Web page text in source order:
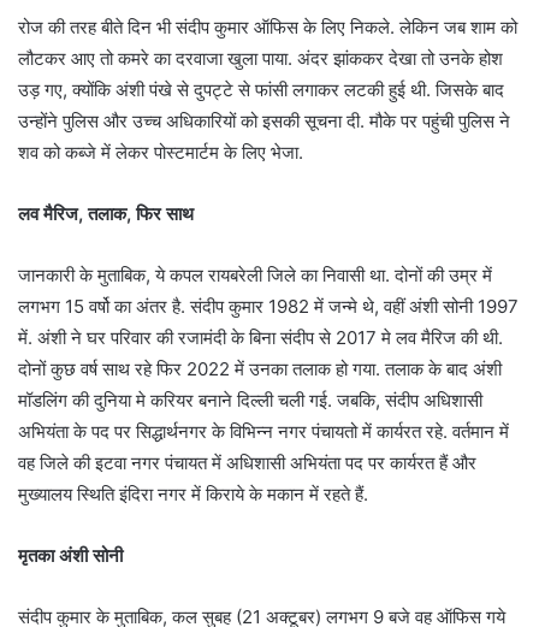
रोज की तरह बीते दिन भी संदीप कुमार ऑफिस के लिए निकले. लेकिन जब शाम को
लौटकर आए तो कमरे का दरवाजा खुला पाया. अंदर झांककर देखा तो उनके होश
उड़ गए, क्योंकि अंशी पंखे से दुपट्टे से फांसी लगाकर लटकी हुई थी. जिसके बाद
उन्होंने पुलिस और उच्च अधिकारियों को इसकी सूचना दी. मौके पर पहुंची पुलिस ने
शव को कब्जे में लेकर पोस्टमार्टम के लिए भेजा.
लव मैरिज, तलाक, फिर साथ
जानकारी के मुताबिक, ये कपल रायबरेली जिले का निवासी था. दोनों की उम्र में
लगभग 15 वर्षो का अंतर है. संदीप कुमार 1982 में जन्मे थे, वहीं अंशी सोनी 1997
में. अंशी ने घर परिवार की रजामंदी के बिना संदीप से 2017 मे लव मैरिज की थी.
दोनों कुछ वर्ष साथ रहे फिर 2022 में उनका तलाक हो गया. तलाक के बाद अंशी
मॉडलिंग की दुनिया मे करियर बनाने दिल्ली चली गई. जबकि, संदीप अधिशासी
अभियंता के पद पर सिद्धार्थनगर के विभिन्न नगर पंचायतो में कार्यरत रहे. वर्तमान में
वह जिले की इटवा नगर पंचायत में अधिशासी अभियंता पद पर कार्यरत हैं और
मुख्यालय स्थिति इंदिरा नगर में किराये के मकान में रहते हैं.
मृतका अंशी सोनी
संदीप कुमार के मुताबिक, कल सुबह (21 अक्टूबर) लगभग 9 बजे वह ऑफिस गये